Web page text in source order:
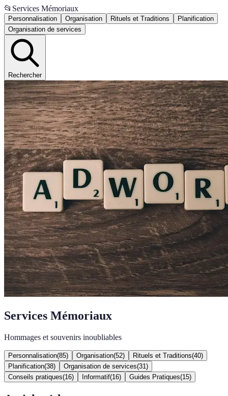
📂 Services Mémoriaux
Personnalisation Organisation Rituels et Traditions
Planification
Organisation de services
Rechercher
Services Mémoriaux
Hommages et souvenirs inoubliables
Personnalisation(85) Organisation(52) Rituels et Traditions(40)
Planification(38) Organisation de services(31 )
Conseils pratiques(16) Informatif(16) Guides Pratiques(15)